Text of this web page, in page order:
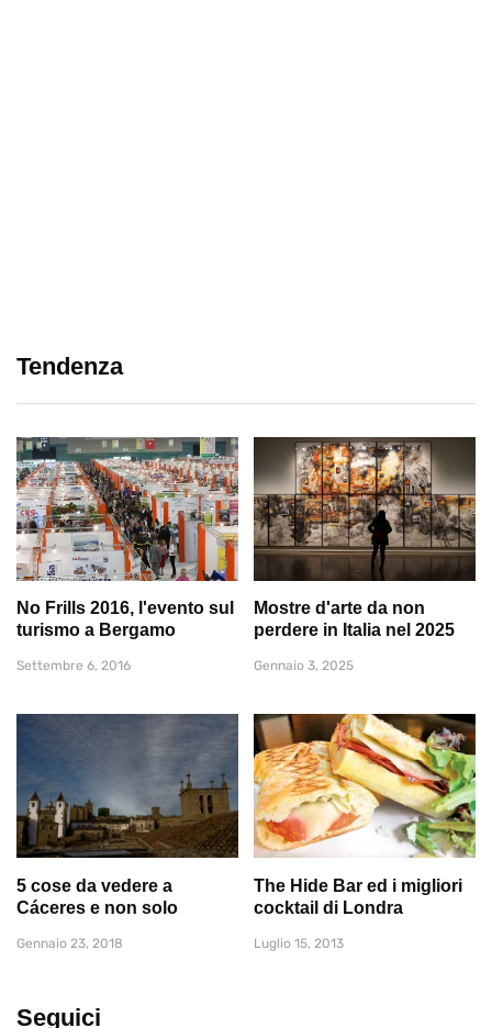
Tendenza
No Frills 2016, l'evento sul
turismo a Bergamo
Settembre 6, 2016
Mostre d'arte da non
perdere in Italia nel 2025
Gennaio 3, 2025
5 cose da vedere a
Cáceres e non solo
Gennaio 23, 2018
The Hide Bar ed i migliori
cocktail di Londra
Luglio 15, 2013
Seguici